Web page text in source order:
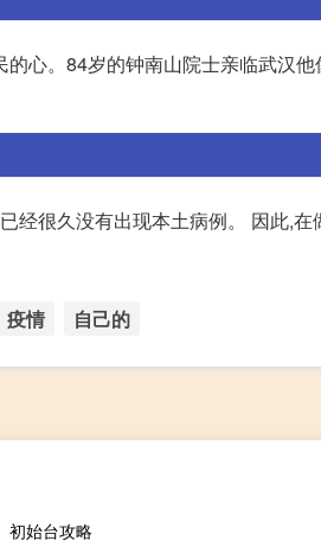
心。84岁的钟南山院士亲临武汉
经很久没有出现本土病例。 因此,
疫情 自己的
初始台攻略